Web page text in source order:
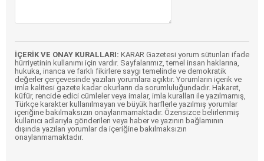
İÇERİK VE ONAY KURALLARI: KARAR Gazetesi yorum sütunları ifade
hürriyetinin kullanımı için vardır. Sayfalarımız, temel insan haklarına,
hukuka, inanca ve farklı fikirlere saygı temelinde ve demokratik
değerler çerçevesinde yazılan yorumlara açıktır. Yorumların içerik ve
imla kalitesi gazete kadar okurların da sorumluluğundadır. Hakaret,
küfür, rencide edici cümleler veya imalar, imla kuralları ile yazılmamış,
Türkçe karakter kullanılmayan ve büyük harflerle yazılmış yorumlar
içeriğine bakılmaksızın onaylanmamaktadır. Özensizce belirlenmiş
kullanıcı adlarıyla gönderilen veya haber ve yazının bağlamının
dışında yazılan yorumlar da içeriğine bakılmaksızın
onaylanmamaktadır.